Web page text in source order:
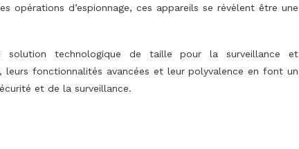
opérations d’espionnage, ces appareils se révèlent être une
solution technologique de taille pour la surveillance et
leurs fonctionnalités avancées et leur polyvalence en font un
et de la surveillance.